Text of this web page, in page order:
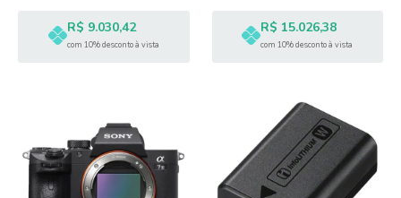
R$ 9.030,42
com 10% desconto à vista
R$ 15.026,38
com 10% desconto à vista